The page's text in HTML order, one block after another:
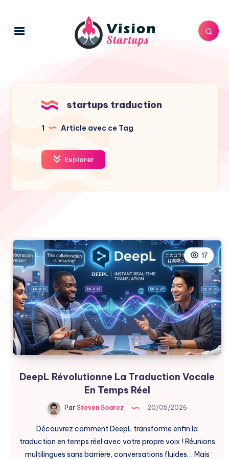
startups traduction
1 Article avec ce Tag
Explorer
17
DeepL Révolutionne La Traduction Vocale
En Temps Réel
ParSteven Soarez 20/05/2026
Découvrez comment DeepL transforme enfin la
traduction en temps réel avec votre propre voix ! Réunions
multilingues sans barrière, conversations fluides… Mais